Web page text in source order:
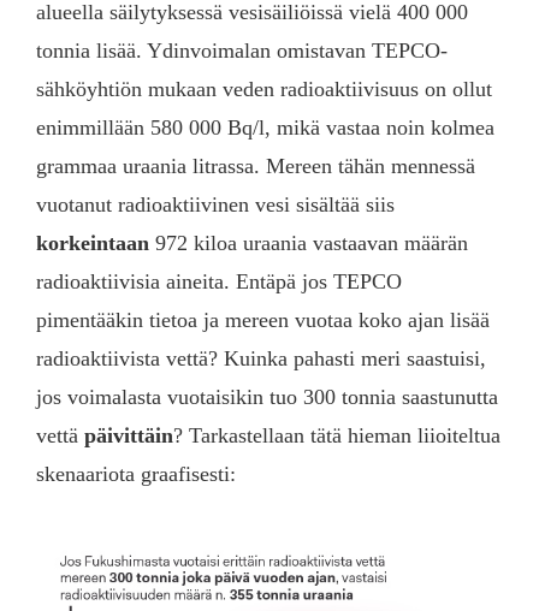
alueella säilytyksessä vesisäiliöissä vielä 400 000
tonnia lisää. Ydinvoimalan omistavan TEPCO-
sähköyhtiön mukaan veden radioaktiivisuus on ollut
enimmillään 580 000 Bq/l, mikä vastaa noin kolmea
grammaa uraania litrassa. Mereen tähän mennessä
vuotanut radioaktiivinen vesi sisältää siis
korkeintaan 972 kiloa uraania vastaavan määrän
radioaktiivisia aineita. Entäpä jos TEPCO
pimentääkin tietoa ja mereen vuotaa koko ajan lisää
radioaktiivista vettä? Kuinka pahasti meri saastuisi,
jos voimalasta vuotaisikin tuo 300 tonnia saastunutta
vettä päivittäin? Tarkastellaan tätä hieman liioiteltua
skenaariota graafisesti: